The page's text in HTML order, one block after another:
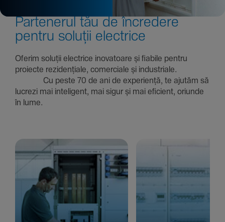
Parte­nerul tău de încre­dere
pentru soluții electrice
Oferim soluții electrice inova­toare și fiabile pentru
proiecte rezi­den­țiale, comer­ciale și indus­triale.
Cu peste 70 de ani de expe­riență, te ajutăm să
lucrezi mai inte­li­gent, mai sigur și mai eficient, oriunde
în lume.